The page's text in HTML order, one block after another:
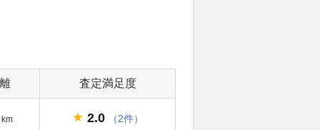
査定満足度
km 2.0 （2件）